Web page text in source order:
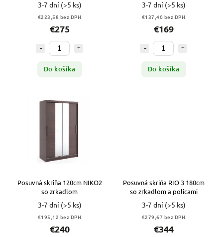
3-7 dní (>5 ks)
€223,58 bez DPH
€275
Do košíka
3-7 dní (>5 ks)
€137,40 bez DPH
€169
Do košíka
Posuvná skriňa 120cm NIKO2
so zrkadlom
3-7 dní (>5 ks)
€195,12 bez DPH
€240
Posuvná skriňa RIO 3 180cm
so zrkadlom a policami
3-7 dní (>5 ks)
€279,67 bez DPH
€344